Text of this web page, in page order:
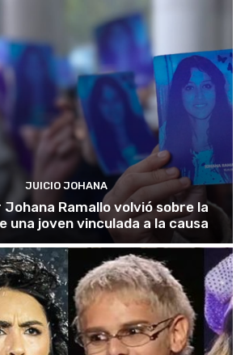
JUICIO JOHANA
Johana Ramallo volvió sobre la
una joven vinculada a la causa